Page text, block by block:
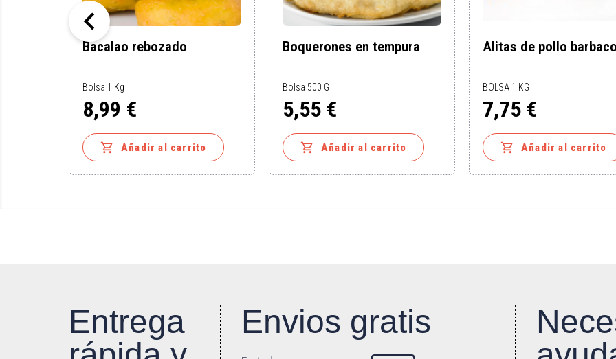
Bacalao rebozado
Bolsa 1 Kg
Precio
8,99 €
 Añadir al carrito
Boquerones en tempura
Bolsa 500 G
Precio
5,55 €
 Añadir al carrito
Alitas de pollo
BOLSA 1 KG
Precio
7,75 €
 Añadir al carrito

Entrega
Envios gratis